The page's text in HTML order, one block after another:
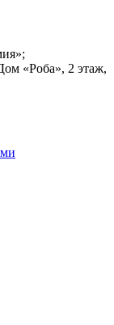
«Роба», 2 этаж,